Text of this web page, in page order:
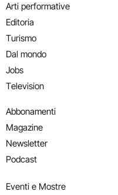
Arti performative
Editoria
Turismo
Dal mondo
Jobs
Television
Abbonamenti
Magazine
Newsletter
Podcast
Eventi e Mostre